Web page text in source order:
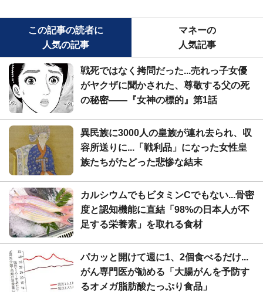
この記事の読者に
人気の記事
マネーの
人気記事
戦死ではなく拷問だった...売れっ子女優
がヤクザに聞かされた、尊敬する父の死
の秘密――『女神の標的』第1話
異民族に3000人の皇族が連れ去られ、収
容所送りに...「戦利品」になった女性皇
族たちがたどった悲惨な結末
カルシウムでもビタミンCでもない...骨密
度と認知機能に直結「98%の日本人が不
足する栄養素」を取れる食材
パカッと開けて週に1、2個食べるだけ...
がん専門医が勧める「大腸がんを予防す
るオメガ脂肪酸たっぷり食品」